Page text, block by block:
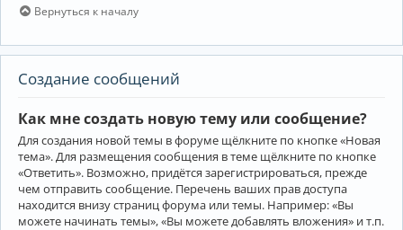
Вернуться к началу
Создание сообщений
Как мне создать новую тему или сообщение?
Для создания новой темы в форуме щёлкните по кнопке «Новая
тема». Для размещения сообщения в теме щёлкните по кнопке
«Ответить». Возможно, придётся зарегистрироваться, прежде
чем отправить сообщение. Перечень ваших прав доступа
находится внизу страниц форума или темы. Например: «Вы
можете начинать темы», «Вы можете добавлять вложения» и т.п.